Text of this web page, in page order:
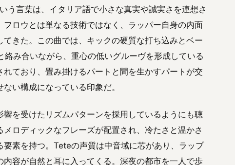
う言葉は、イタリア語で小さな真実や誠実さを連想さ
ロウとは単なる技術ではなく、ラッパー自身の内面
きた。この曲では、キックの硬質な打ち込みとベー
み合いながら、重心の低いグルーヴを形成している
ており、畳み掛けるパートと間を生かすパートが交
い構成になっている印象だ。
を受けたリズムパターンを採用しているようにも聴
ロディックなフレーズが配置され、冷たさと温かさ
素を持つ。Teteの声質は中音域に芯があり、ラップ
容が自然と耳に入ってくる。深夜の都市を一人で歩